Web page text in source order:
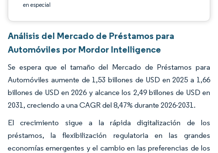
en especial
Análisis del Mercado de Préstamos para
Automóviles por Mordor Intelligence
Se espera que el tamaño del Mercado de Préstamos para
Automóviles aumente de 1,53 billones de USD en 2025 a 1,66
billones de USD en 2026 y alcance los 2,49 billones de USD en
2031, creciendo a una CAGR del 8,47% durante 2026-2031.
El crecimiento sigue a la rápida digitalización de los
préstamos, la flexibilización regulatoria en las grandes
economías emergentes y el cambio en las preferencias de los